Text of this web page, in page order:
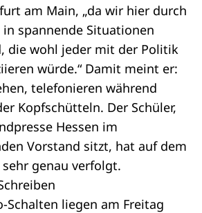
am Main, „da wir hier durch
spannende Situationen
die wohl jeder mit der Politik
würde.“ Damit meint er:
telefonieren während
Kopfschütteln. Der Schüler,
Hessen im
Vorstand sitzt, hat auf dem
genau verfolgt.
Schalten liegen am Freitag